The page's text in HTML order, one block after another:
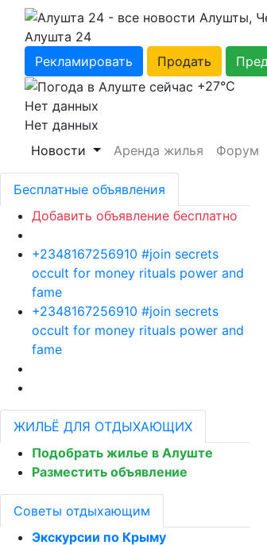
Алушта 24
Рекламировать
Продать
+27℃
Нет данных
Нет данных
Новости
Аренда жилья Форум
Бесплатные объявления
Добавить объявление бесплатно
+2348167256910 #join secrets
occult for money rituals power and
fame
+2348167256910 #join secrets
occult for money rituals power and
fame
ЖИЛЬЁ ДЛЯ ОТДЫХАЮЩИХ
Подобрать жилье в Алуште
Разместить объявление
Советы отдыхающим
Экскурсии по Крыму